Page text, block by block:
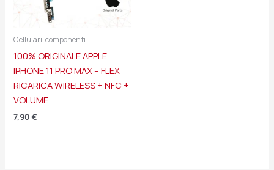
Cellulari: componenti
100% ORIGINALE APPLE
IPHONE 11 PRO MAX – FLEX
RICARICA WIRELESS + NFC +
VOLUME
7,90 €